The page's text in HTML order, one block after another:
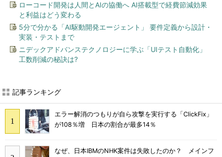
ローコード開発は人間とAIの協働へ AI搭載型で経費節減効果
と利益はどう変わる
5分で分かる「AI駆動開発エージェント」 要件定義から設計・
実装・テストまで
ニデックアドバンステクノロジーに学ぶ「UIテスト自動化」
工数削減の秘訣は?
記事ランキング
エラー解消のつもりが自ら攻撃を実行する「ClickFix」
が108％増 日本の割合が最多14％
なぜ、日本IBMのNHK案件は失敗したのか？ メインフ